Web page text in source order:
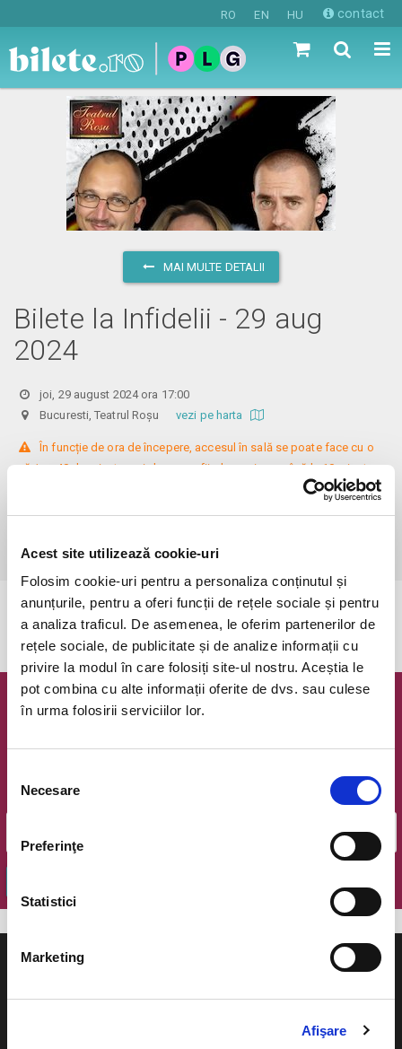
Acest site utilizează cookie-uri
Folosim cookie-uri pentru a personaliza conținutul și
anunțurile, pentru a oferi funcții de rețele sociale și pentru
a analiza traficul. De asemenea, le oferim partenerilor de
rețele sociale, de publicitate și de analize informații cu
privire la modul în care folosiți site-ul nostru. Aceștia le
pot combina cu alte informații oferite de dvs. sau culese
în urma folosirii serviciilor lor.
consimțământului
Necesare
Preferinţe
Statistici
Marketing
Afişare
RO EN HU contact
MAI MULTE DETALII
Bilete la Infidelii - 29 aug
2024
joi, 29 august 2024 ora 17:00
Bucuresti, Teatrul Roșu vezi pe harta
În funcție de ora de începere, accesul în sală se poate face cu o
oră / cu 40 de minute mai devreme, fiind permis cu până la 10 minute
înainte de spectacol. Așezarea se realizează la mese de 2 (nr. limitat), 3
Informații suplimentare, la nr. de telefon 0773 825 249.
Evenimentul a expirat.
Newsletter @ Bilete.ro
Email